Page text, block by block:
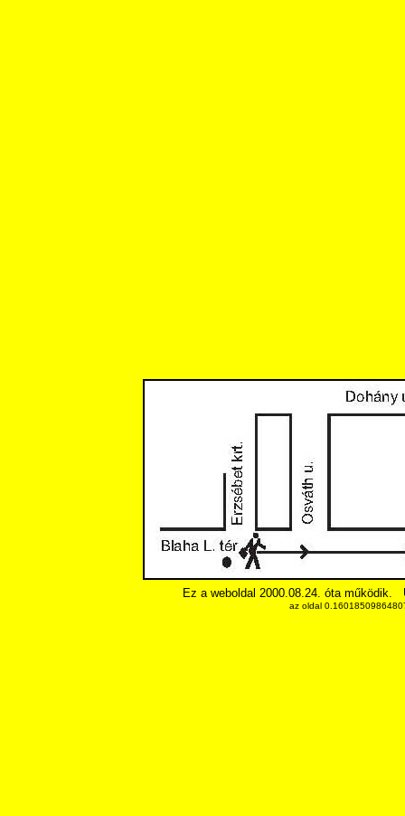
Ez a weboldal 2000.08.24. óta működik.
az oldal